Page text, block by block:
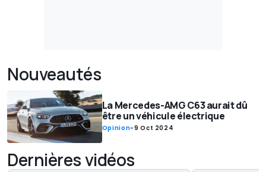
Nouveautés
La Mercedes-AMG C63 aurait dû
être un véhicule électrique
Opinion-9 Oct 2024
Dernières vidéos